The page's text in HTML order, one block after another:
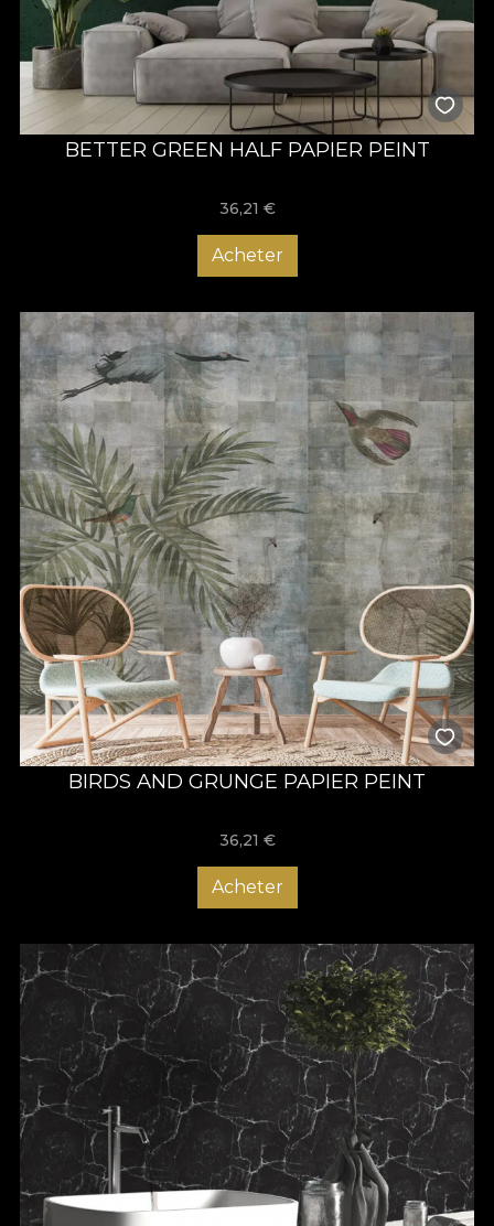
BETTER GREEN HALF PAPIER PEINT
36,21 €
Acheter
BIRDS AND GRUNGE PAPIER PEINT
36,21 €
Acheter